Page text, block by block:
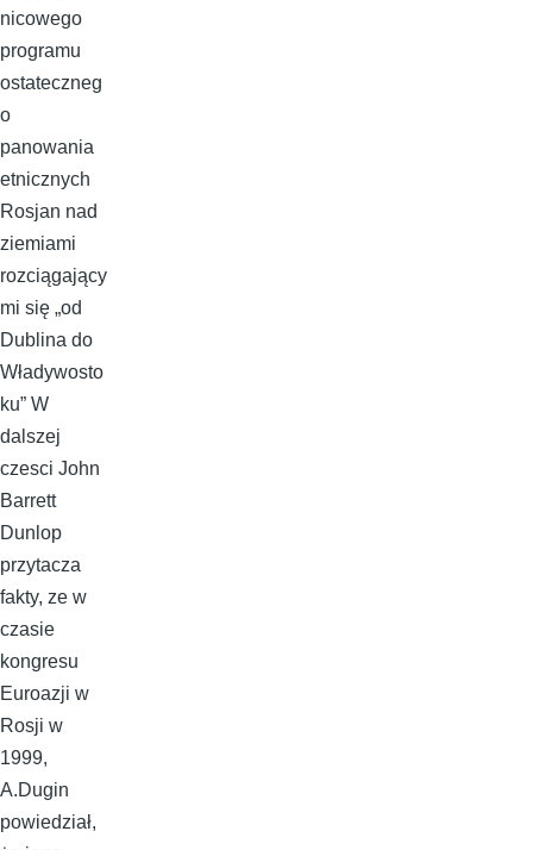
nicowego
programu
ostateczneg
o
panowania
etnicznych
Rosjan nad
ziemiami
rozciągający
mi się „od
Dublina do
Władywosto
ku” W
dalszej
czesci John
Barrett
Dunlop
przytacza
fakty, ze w
czasie
kongresu
Euroazji w
Rosji w
1999,
A.Dugin
powiedział,